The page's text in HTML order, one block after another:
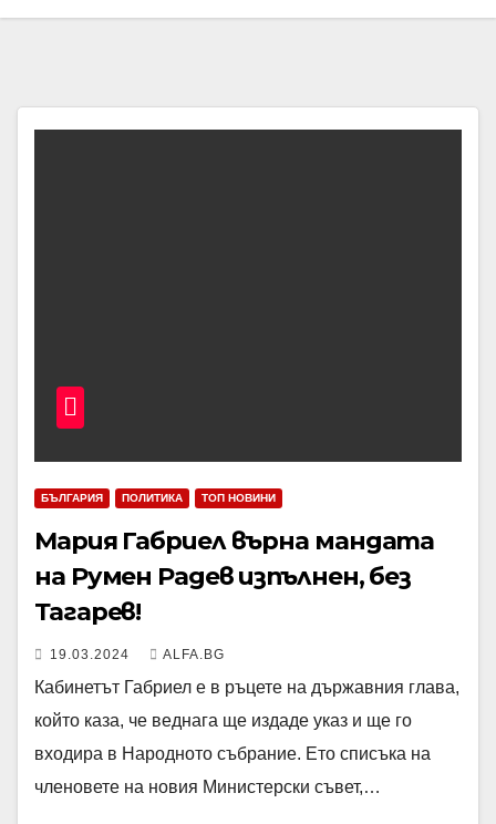
БЪЛГАРИЯ ПОЛИТИКА ТОП НОВИНИ
Мария Габриел върна мандата
на Румен Радев изпълнен, без
Тагарев!
19.03.2024 ALFA.BG
Кабинетът Габриел е в ръцете на държавния глава,
който каза, че веднага ще издаде указ и ще го
входира в Народното събрание. Ето списъка на
членовете на новия Министерски съвет,…